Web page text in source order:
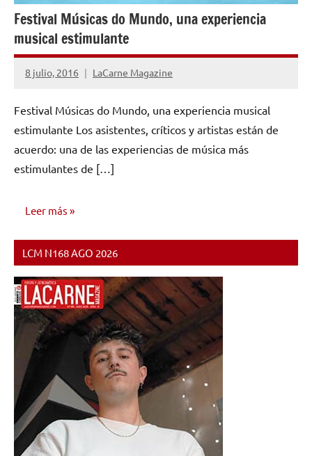
Festival Músicas do Mundo, una experiencia
musical estimulante
8 julio, 2016 LaCarne Magazine
No
comentarios
Festival Músicas do Mundo, una experiencia musical
estimulante Los asistentes, críticos y artistas están de
acuerdo: una de las experiencias de música más
estimulantes de […]
Leer más
NOTICIAS
LCM N168 AGO 2026